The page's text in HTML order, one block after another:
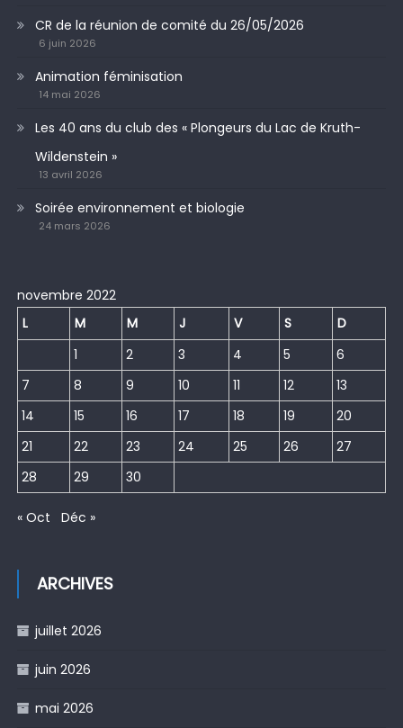
CR de la réunion de comité du 26/05/2026
6 juin 2026
Animation féminisation
14 mai 2026
Les 40 ans du club des « Plongeurs du Lac de Kruth-
Wildenstein »
13 avril 2026
Soirée environnement et biologie
24 mars 2026
novembre 2022
L
M M J V S
D
1
2 3 4 5
6
7
8 9 10 11 12
13
14
15 16 17 18 19
20
21
22 23 24 25 26
27
28
29 30
« Oct Déc »
ARCHIVES
juillet 2026
juin 2026
mai 2026